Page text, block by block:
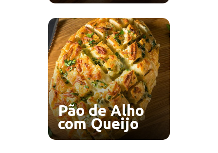
Pão de Alho
com Queijo